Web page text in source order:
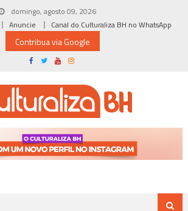
domingo, agosto 09, 2026
Anuncie Canal do Culturaliza BH no WhatsApp
Contribua via Google